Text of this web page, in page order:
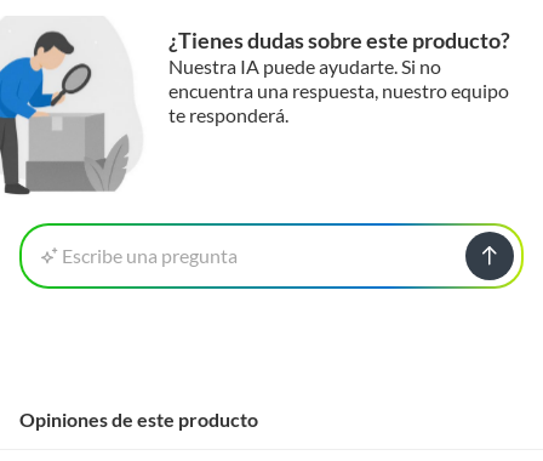
¿Tienes dudas sobre este producto?
Nuestra IA puede ayudarte. Si no
encuentra una respuesta, nuestro equipo
te responderá.
Escribe una pregunta
Opiniones de este producto